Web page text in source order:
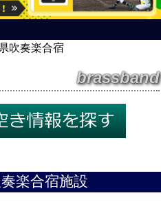
吹奏楽合宿
brassband
楽合宿施設